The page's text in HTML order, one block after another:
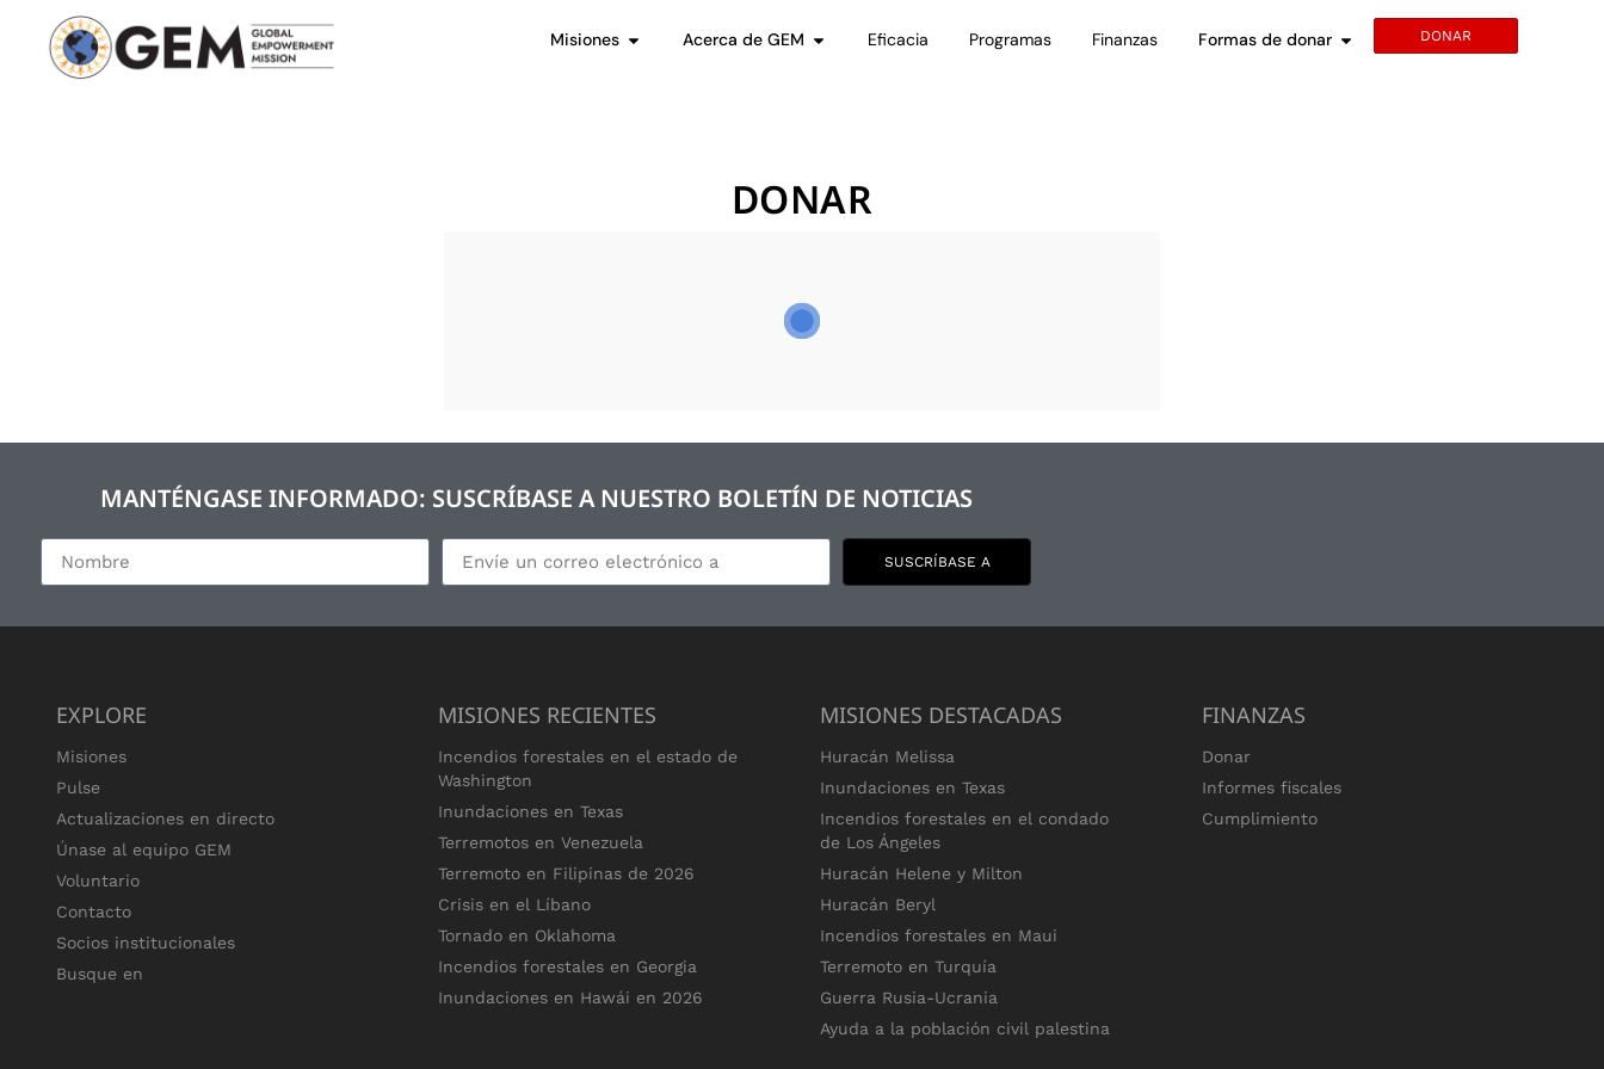
Misiones Acerca de GEM Eficacia Programas Finanzas Formas de donar DONAR
DONAR
MANTÉNGASE INFORMADO: SUSCRÍBASE A NUESTRO BOLETÍN DE NOTICIAS
SUSCRÍBASE A
EXPLORE
Misiones
Pulse
Actualizaciones en directo
Únase al equipo GEM
Voluntario
Contacto
Socios institucionales
Busque en
MISIONES RECIENTES
Incendios forestales en el estado de
Washington
Inundaciones en Texas
Terremotos en Venezuela
Terremoto en Filipinas de 2026
Crisis en el Líbano
Tornado en Oklahoma
Incendios forestales en Georgia
Inundaciones en Hawái en 2026
MISIONES DESTACADAS
Huracán Melissa
Inundaciones en Texas
Incendios forestales en el condado
de Los Ángeles
Huracán Helene y Milton
Huracán Beryl
Incendios forestales en Maui
Terremoto en Turquía
Guerra Rusia-Ucrania
Ayuda a la población civil palestina
FINANZAS
Donar
Informes fiscales
Cumplimiento